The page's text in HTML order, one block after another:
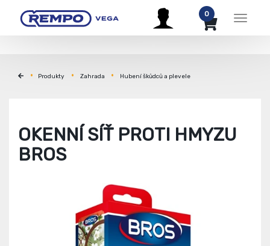
Menu
0
Produkty Zahrada Hubení škůdců a plevele
OKENNÍ SÍŤ PROTI HMYZU
BROS